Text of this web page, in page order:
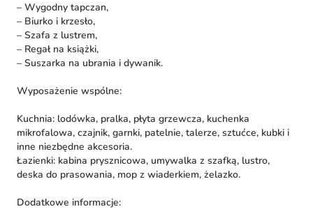
– Wygodny tapczan,
– Biurko i krzesło,
– Szafa z lustrem,
– Regał na książki,
– Suszarka na ubrania i dywanik.
Wyposażenie wspólne:
Kuchnia: lodówka, pralka, płyta grzewcza, kuchenka
mikrofalowa, czajnik, garnki, patelnie, talerze, sztućce, kubki i
inne niezbędne akcesoria.
Łazienki: kabina prysznicowa, umywalka z szafką, lustro,
deska do prasowania, mop z wiaderkiem, żelazko.
Dodatkowe informacje: